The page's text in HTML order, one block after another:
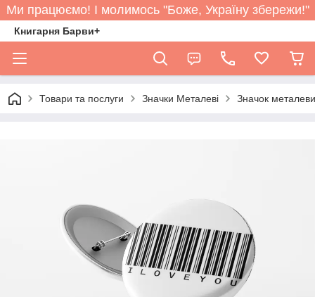
Ми працюємо! І молимось "Боже, Україну збережи!"
Книгарня Барви+
Товари та послуги Значки Металеві Значок